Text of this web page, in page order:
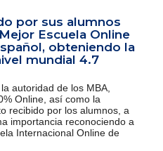
por sus alumnos
Escuela Online
obteniendo la
mundial 4.7
autoridad de los MBA,
Online, así como la
recibido por los alumnos, a
importancia reconociendo a
Internacional Online de